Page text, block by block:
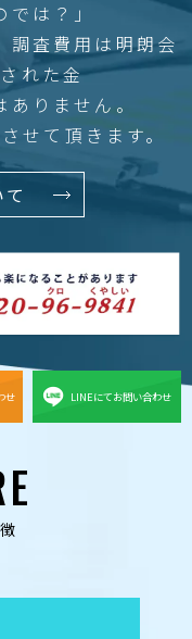
は？」
調査費用は明朗会
れた金
りません。
せて頂きます。
せ LINEにてお問い合わせ